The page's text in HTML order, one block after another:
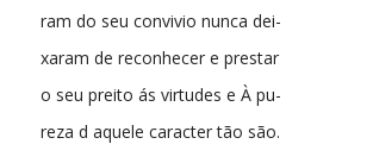
ram do seu convivio nunca dei-
xaram de reconhecer e prestar
o seu preito ás virtudes e À pu-
reza d aquele caracter tão são.